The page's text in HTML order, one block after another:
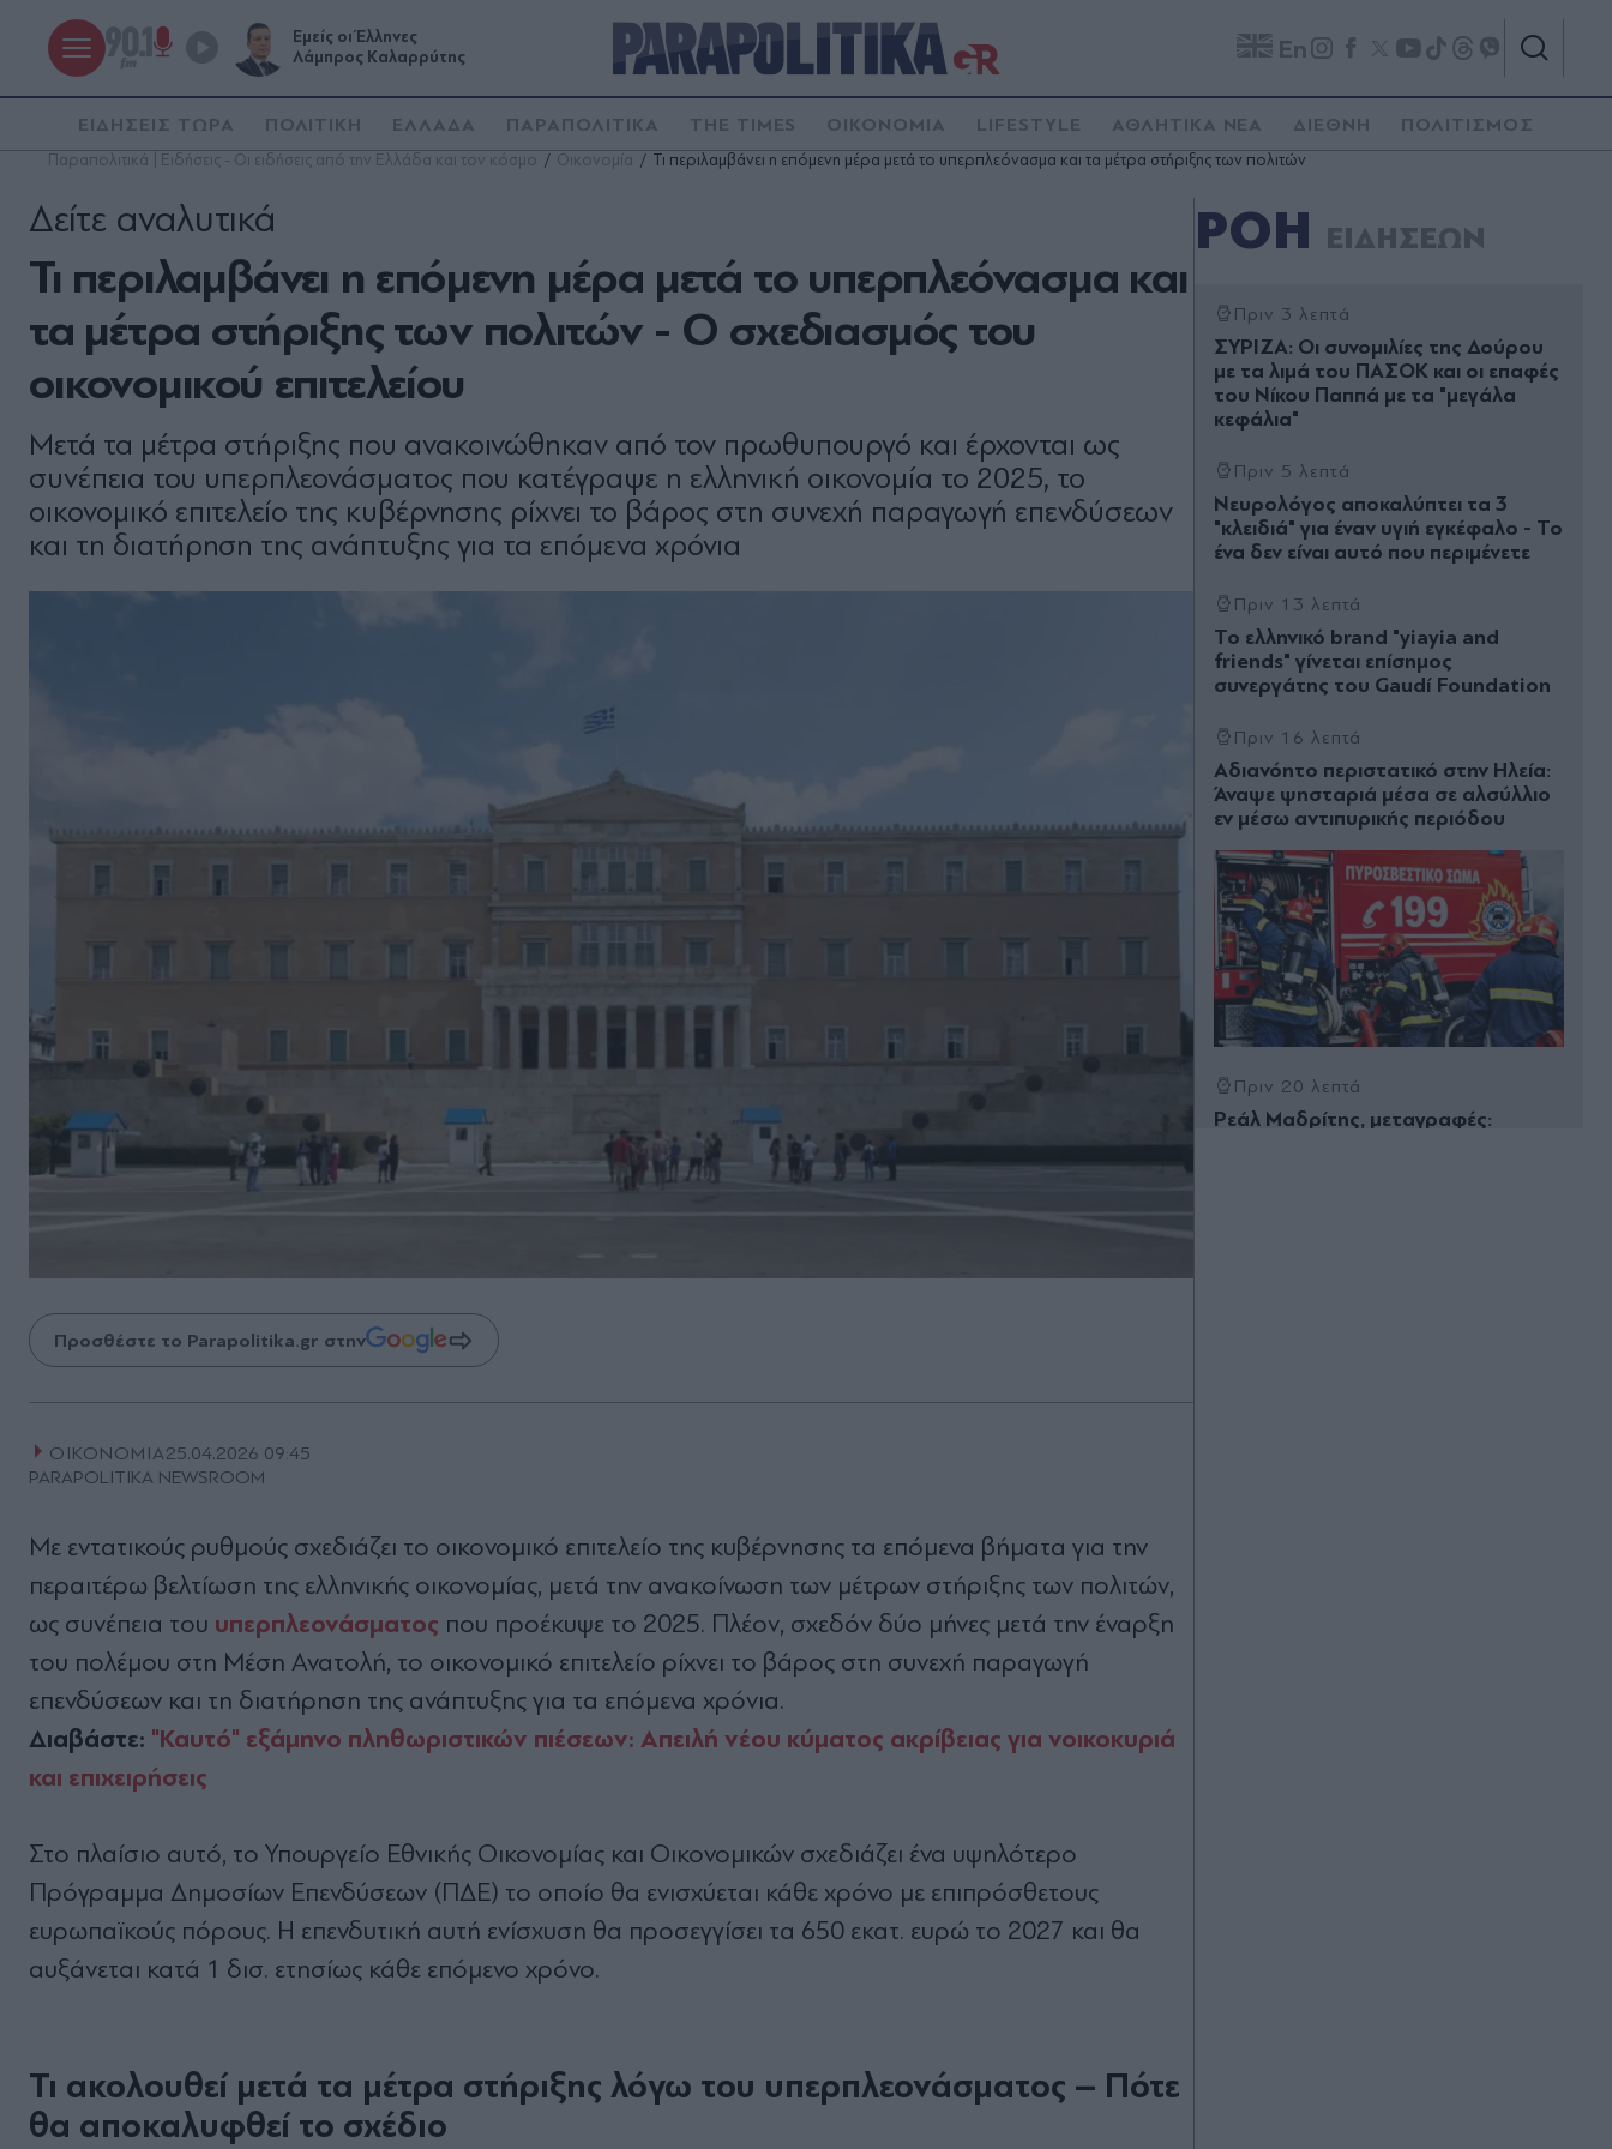
Εμείς οι Έλληνες
Λάμπρος Καλαρρύτης
En
ΕΙΔΗΣΕΙΣ ΤΩΡΑ ΠΟΛΙΤΙΚΗ ΕΛΛΑΔΑ ΠΑΡΑΠΟΛΙΤΙΚΑ THE TIMES ΟΙΚΟΝΟΜΙΑ LIFESTYLE ΑΘΛΗΤΙΚΑ ΝΕΑ ΔΙΕΘΝΗ ΠΟΛΙΤΙΣΜΟΣ
Παραπολιτικά | Ειδήσεις - Οι ειδήσεις από την Ελλάδα και τον κόσμο Οικονομία Τι περιλαμβάνει η επόμενη μέρα μετά το υπερπλεόνασμα και τα μέτρα στήριξης των πολιτών
Τι περιλαμβάνει η επόμενη μέρα μετά το υπερπλεόνασμα και
τα μέτρα στήριξης των πολιτών - Ο σχεδιασμός του
οικονομικού επιτελείου
Δείτε αναλυτικά
Μετά τα μέτρα στήριξης που ανακοινώθηκαν από τον πρωθυπουργό και έρχονται ως
συνέπεια του υπερπλεονάσματος που κατέγραψε η ελληνική οικονομία το 2025, το
οικονομικό επιτελείο της κυβέρνησης ρίχνει το βάρος στη συνεχή παραγωγή επενδύσεων
και τη διατήρηση της ανάπτυξης για τα επόμενα χρόνια
Προσθέστε το Parapolitika.gr στην
ΟΙΚΟΝΟΜΙΑ25.04.2026 09:45
PARAPOLITIKA NEWSROOM
Με εντατικούς ρυθμούς σχεδιάζει το οικονομικό επιτελείο της κυβέρνησης τα επόμενα βήματα για την
περαιτέρω βελτίωση της ελληνικής οικονομίας, μετά την ανακοίνωση των μέτρων στήριξης των πολιτών,
ως συνέπεια του υπερπλεονάσματος που προέκυψε το 2025. Πλέον, σχεδόν δύο μήνες μετά την έναρξη
του πολέμου στη Μέση Ανατολή, το οικονομικό επιτελείο ρίχνει το βάρος στη συνεχή παραγωγή
επενδύσεων και τη διατήρηση της ανάπτυξης για τα επόμενα χρόνια.
Διαβάστε: "Καυτό" εξάμηνο πληθωριστικών πιέσεων: Απειλή νέου κύματος ακρίβειας για νοικοκυριά
και επιχειρήσεις
Στο πλαίσιο αυτό, το Υπουργείο Εθνικής Οικονομίας και Οικονομικών σχεδιάζει ένα υψηλότερο
Πρόγραμμα Δημοσίων Επενδύσεων (ΠΔΕ) το οποίο θα ενισχύεται κάθε χρόνο με επιπρόσθετους
ευρωπαϊκούς πόρους. Η επενδυτική αυτή ενίσχυση θα προσεγγίσει τα 650 εκατ. ευρώ το 2027 και θα
αυξάνεται κατά 1 δισ. ετησίως κάθε επόμενο χρόνο.
Τι ακολουθεί μετά τα μέτρα στήριξης λόγω του υπερπλεονάσματος – Πότε
θα αποκαλυφθεί το σχέδιο
ΡΟΗ ΕΙΔΗΣΕΩΝ
Πριν 3 λεπτά
ΣΥΡΙΖΑ: Οι συνομιλίες της Δούρου
με τα λιμά του ΠΑΣΟΚ και οι επαφές
του Νίκου Παππά με τα "μεγάλα
κεφάλια"
Πριν 5 λεπτά
Νευρολόγος αποκαλύπτει τα 3
"κλειδιά" για έναν υγιή εγκέφαλο - Το
ένα δεν είναι αυτό που περιμένετε
Πριν 13 λεπτά
Το ελληνικό brand "yiayia and
friends" γίνεται επίσημος
συνεργάτης του Gaudí Foundation
Πριν 16 λεπτά
Αδιανόητο περιστατικό στην Ηλεία:
Άναψε ψησταριά μέσα σε αλσύλλιο
εν μέσω αντιπυρικής περιόδου
Πριν 20 λεπτά
Ρεάλ Μαδρίτης, μεταγραφές: